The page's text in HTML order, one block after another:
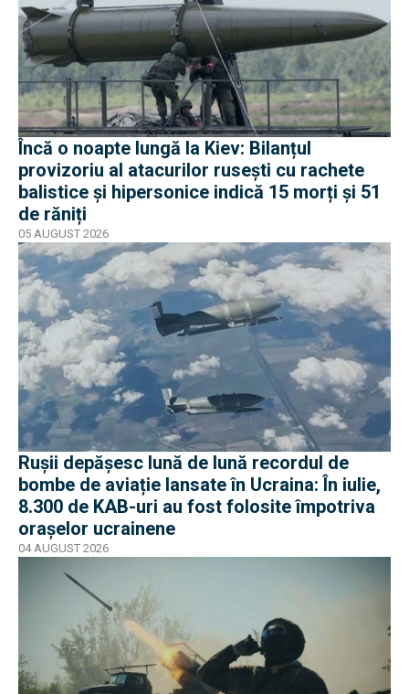
Încă o noapte lungă la Kiev: Bilanțul
provizoriu al atacurilor rusești cu rachete
balistice și hipersonice indică 15 morți și 51
de răniți
05 AUGUST 2026
Rușii depășesc lună de lună recordul de
bombe de aviație lansate în Ucraina: În iulie,
8.300 de KAB-uri au fost folosite împotriva
orașelor ucrainene
04 AUGUST 2026